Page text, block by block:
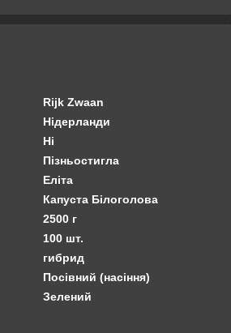
Rijk Zwaan
Нідерланди
Ні
Пізньостигла
Еліта
Капуста Білоголова
2500 г
100 шт.
гибрид
Посівний (насіння)
Зелений